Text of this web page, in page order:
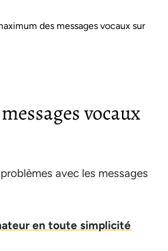
des messages vocaux sur
vocaux
avec les messages
en toute simplicité